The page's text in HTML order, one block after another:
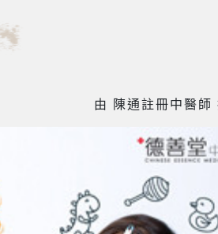
由 陳通註冊中醫師